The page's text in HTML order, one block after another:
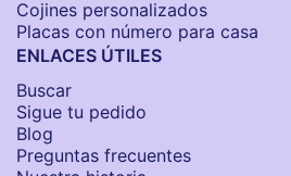
Cojines personalizados
Placas con número para casa
ENLACES ÚTILES
Buscar
Sigue tu pedido
Blog
Preguntas frecuentes